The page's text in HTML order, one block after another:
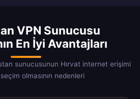
VPN Sunucusu
En İyi Avantajları
sunucusunun Hırvat internet erişimi
olmasının nedenleri